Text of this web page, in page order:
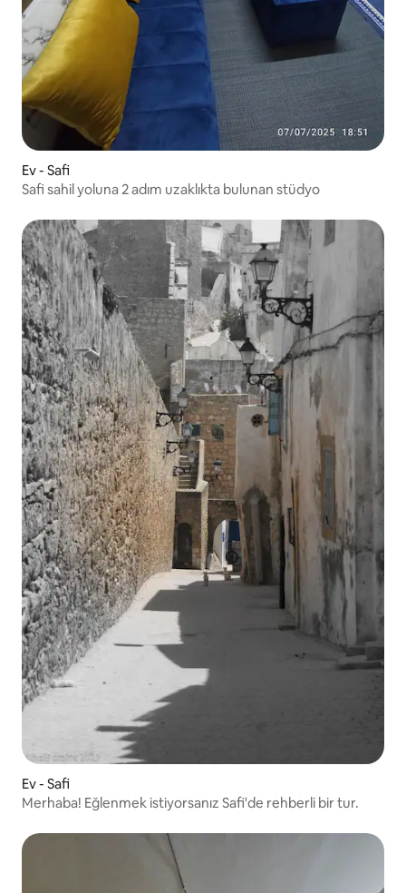
Ev - Safi
Safi sahil yoluna 2 adım uzaklıkta bulunan stüdyo
Ev - Safi
Merhaba! Eğlenmek istiyorsanız Safi'de rehberli bir tur.